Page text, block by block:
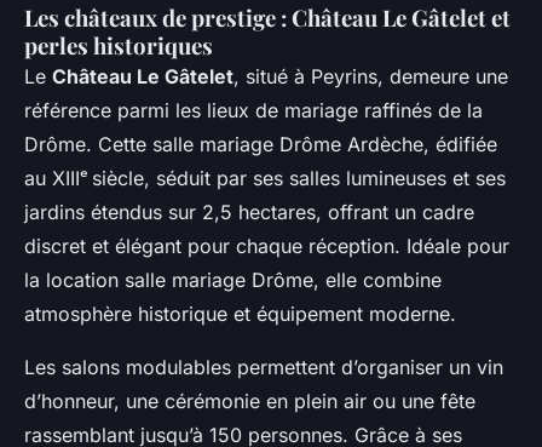
Les châteaux de prestige : Château Le Gâtelet et
perles historiques
Le Château Le Gâtelet, situé à Peyrins, demeure une
référence parmi les lieux de mariage raffinés de la
Drôme. Cette salle mariage Drôme Ardèche, édifiée
au XIIIᵉ siècle, séduit par ses salles lumineuses et ses
jardins étendus sur 2,5 hectares, offrant un cadre
discret et élégant pour chaque réception. Idéale pour
la location salle mariage Drôme, elle combine
atmosphère historique et équipement moderne.
Les salons modulables permettent d’organiser un vin
d’honneur, une cérémonie en plein air ou une fête
rassemblant jusqu’à 150 personnes. Grâce à ses